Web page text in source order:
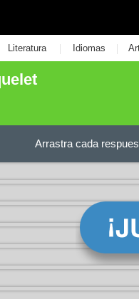
Literatura | Idiomas |
Arrastra cada